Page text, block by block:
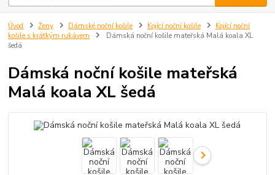
Úvod Ženy Dámské noční košile Kojící noční košile
Kojící noční
košile s krátkým rukávem
Dámská noční košile mateřská Malá koala XL
šedá
Dámská noční košile mateřská
Malá koala XL šedá